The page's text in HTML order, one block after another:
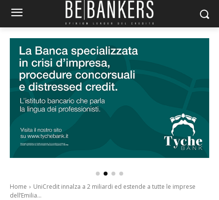
Home
UniCredit innalza a 2 miliardi ed estende a tutte le imprese
dell’Emilia...